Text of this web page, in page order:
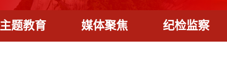
主题教育 媒体聚焦 纪检监察